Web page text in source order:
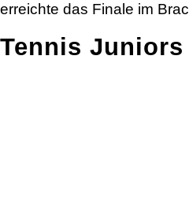
erreichte das Finale im
Tennis